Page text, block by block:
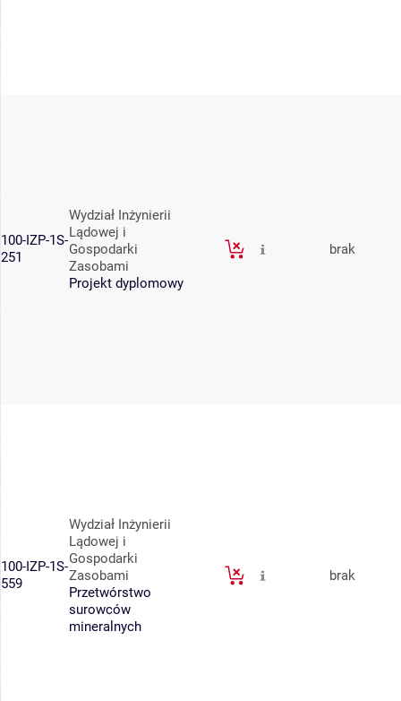
100-IZP-1S-
251
Wydział Inżynierii
Lądowej i
Gospodarki
Zasobami
Projekt dyplomowy
brak
100-IZP-1S-
559
Wydział Inżynierii
Lądowej i
Gospodarki
Zasobami
Przetwórstwo
surowców
mineralnych
brak